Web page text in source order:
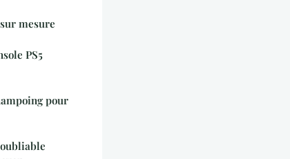
mesure
PS5
pour